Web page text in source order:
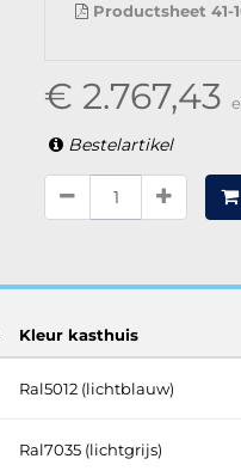
Productsheet 41-
€ 2.767,43
Bestelartikel
Kleur kasthuis
Ral5012 (lichtblauw)
Ral7035 (lichtgrijs)